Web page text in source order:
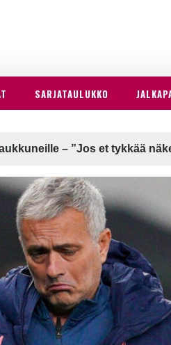
SARJATAULUKKO
– ”Jos et tykkää